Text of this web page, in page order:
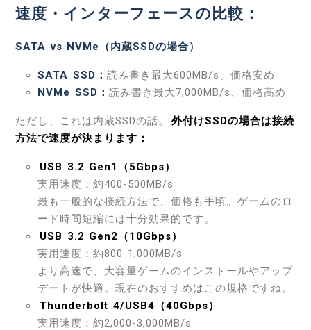
速度・インターフェースの比較：
SATA vs NVMe（内蔵SSDの場合）
SATA SSD： 読み書き最大600MB/s、価格安め
NVMe SSD： 読み書き最大7,000MB/s、価格高め
ただし、これは内蔵SSDの話。
外付けSSDの場合は接続
方法で速度が決まります：
USB 3.2 Gen1（5Gbps）
実用速度：約400-500MB/s
最も一般的な接続方法で、価格も手頃。ゲームのロ
ード時間短縮には十分効果的です。
USB 3.2 Gen2（10Gbps）
実用速度：約800-1,000MB/s
より高速で、大容量ゲームのインストールやアップ
デートが快適。現在のおすすめはこの規格ですね。
Thunderbolt 4/USB4（40Gbps）
実用速度：約2,000-3,000MB/s